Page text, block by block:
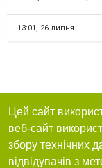
современных
(поликарбо...
13:01, 26 липня
Цей сайт
веб-сайт
збору технічних
відвідувачів з